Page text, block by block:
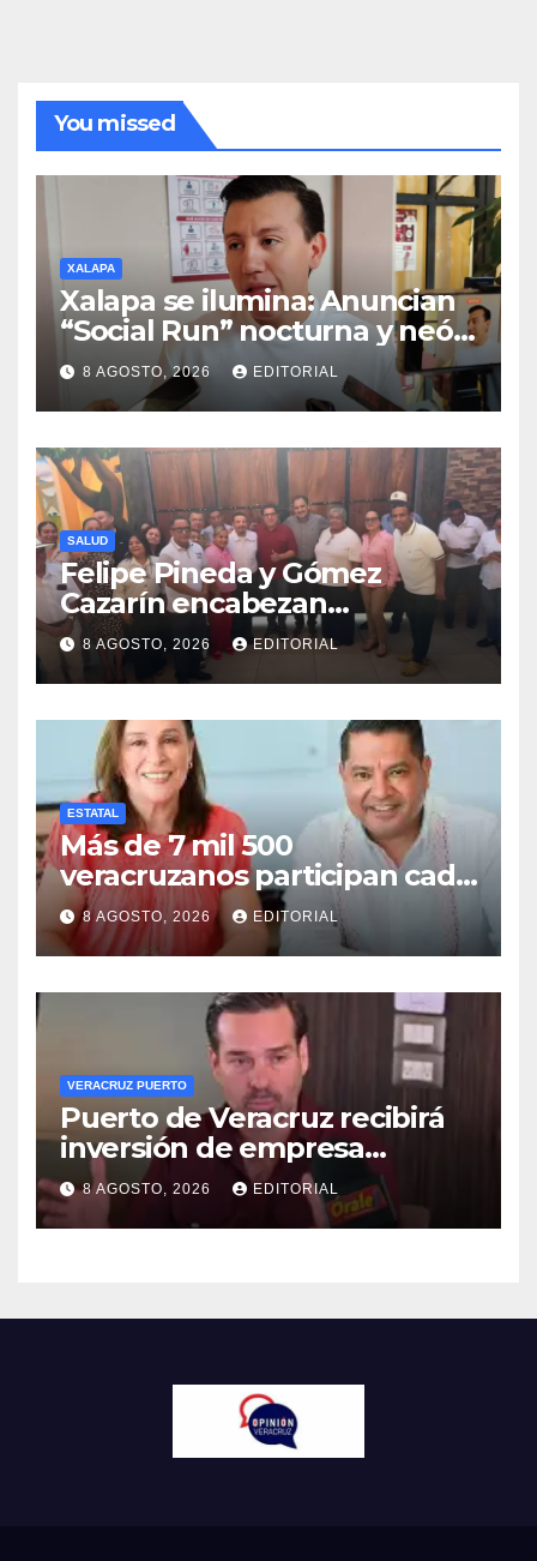
You missed
XALAPA
Xalapa se ilumina: Anuncian
“Social Run” nocturna y neón
con DJ’s este 22 de agosto
8 AGOSTO, 2026 EDITORIAL
SALUD
Felipe Pineda y Gómez
Cazarín encabezan
conformación del Comité de
Salud en Cosamaloapan
8 AGOSTO, 2026 EDITORIAL
ESTATAL
Más de 7 mil 500
veracruzanos participan cada
año en programas de
movilidad laboral: STPSP
8 AGOSTO, 2026 EDITORIAL
VERACRUZ PUERTO
Puerto de Veracruz recibirá
inversión de empresa
harinera: Eduardo Vega
8 AGOSTO, 2026 EDITORIAL